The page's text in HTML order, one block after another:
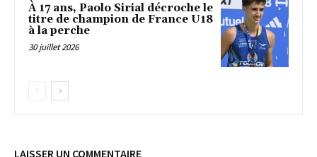
À 17 ans, Paolo Sirial décroche le
titre de champion de France U18
à la perche
30 juillet 2026
LAISSER UN COMMENTAIRE